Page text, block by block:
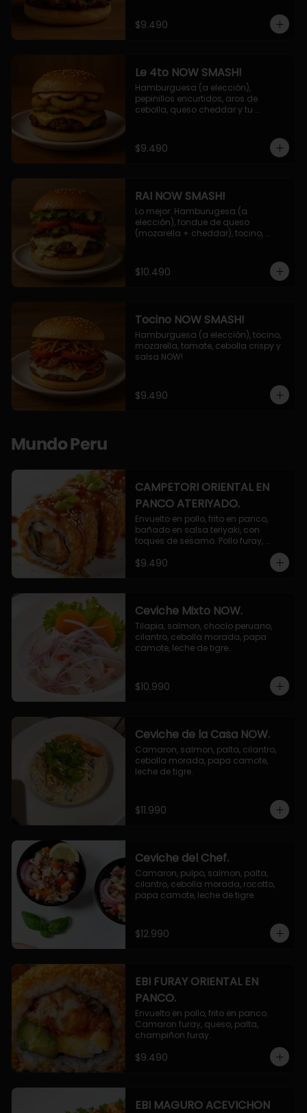
$9.490
Le 4to NOW SMASH!
Hamburguesa (a elección),
pepinillos encurtidos, aros de
cebolla, queso cheddar y tu
$9.490
RAI NOW SMASH!
Lo mejor: Hamburugesa (a
elección), fondue de queso
(mozarella + cheddar), tocino,
NOW!
$10.490
Tocino NOW SMASH!
Hamburguesa (a elección), tocino,
mozarella, tomate, cebolla crispy y
salsa NOW!
$9.490
Mundo Peru
CAMPETORI ORIENTAL EN
PANCO ATERIYADO.
Envuelto en pollo, frito en panco,
bañado en salsa teriyaki, con
toques de sesamo. Pollo furay,
queso, champiñon furay, cebollin.
$9.490
Ceviche Mixto NOW.
Tilapia, salmon, choclo peruano,
cilantro, cebolla morada, papa
camote, leche de tigre.
$10.990
Ceviche de la Casa NOW.
Camaron, salmon, palta, cilantro,
cebolla morada, papa camote,
leche de tigre.
$11.990
Ceviche del Chef.
Camaron, pulpo, salmon, palta,
cilantro, cebolla morada, rocotto,
papa camote, leche de tigre.
$12.990
EBI FURAY ORIENTAL EN
PANCO.
Envuelto en pollo, frito en panco.
Camaron furay, queso, palta,
champiñon furay.
$9.490
EBI MAGURO ACEVICHON